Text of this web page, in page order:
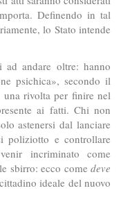
Definendo in tal
lo Stato intende
andare oltre: hanno
psichica», secondo il
una rivolta per finire nel
ai fatti. Chi non
astenersi dal lanciare
poliziotto e controllare
incriminato come
sbirro: ecco come deve
ideale del nuovo